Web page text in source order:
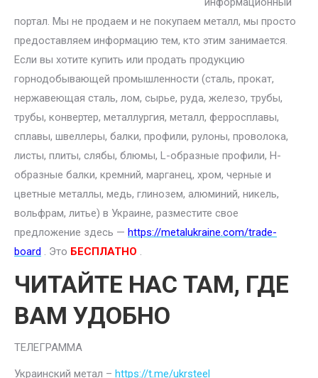
портал. Мы не продаем и не покупаем металл, мы просто
предоставляем информацию тем, кто этим занимается.
Если вы хотите купить или продать продукцию
горнодобывающей промышленности (сталь, прокат,
нержавеющая сталь, лом, сырье, руда, железо, трубы,
трубы, конвертер, металлургия, металл, ферросплавы,
сплавы, швеллеры, балки, профили, рулоны, проволока,
листы, плиты, слябы, блюмы, L-образные профили, H-
образные балки, кремний, марганец, хром, черные и
цветные металлы, медь, глинозем, алюминий, никель,
вольфрам, литье) в Украине, разместите свое
предложение здесь — https://metalukraine.com/trade-
board . Это БЕСПЛАТНО .
ЧИТАЙТЕ НАС ТАМ, ГДЕ
ВАМ УДОБНО
ТЕЛЕГРАММА
Украинский метал – https://t.me/ukrsteel